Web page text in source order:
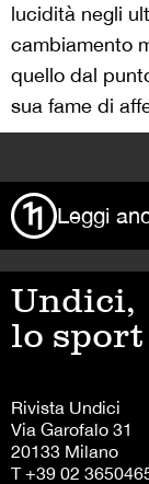
lucidità negli
cambiamento
quello dal
sua fame di
Leggi
Undici,
lo
Rivista Undici
Via Garofalo 31
20133 Milano
T +39 02